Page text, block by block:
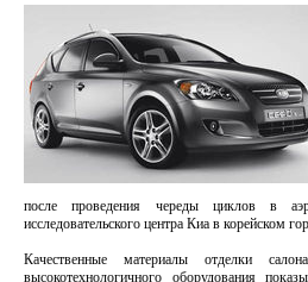
после проведения череды циклов в
исследовательского центра Киа в корейском
Качественные материалы отделки
высокотехнологичного оборудования